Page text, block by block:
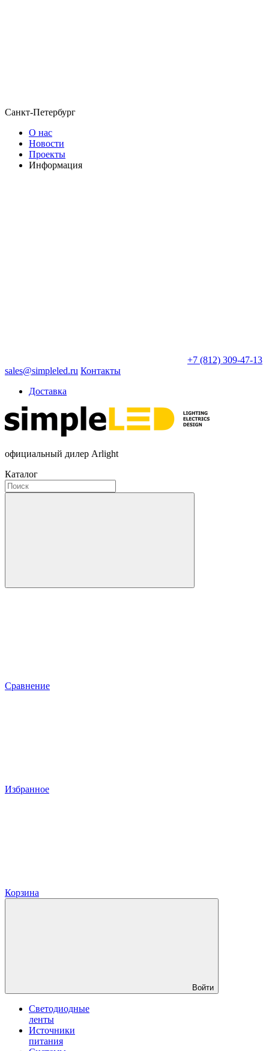
Санкт-Петербург
О нас
Новости
Проекты
Информация
+7 (812) 309-47-13
sales@simpleled.ru Контакты
Доставка
официальный дилер Arlight
Каталог
Сравнение
Избранное
Корзина
Войти
Светодиодные
ленты
Источники
питания